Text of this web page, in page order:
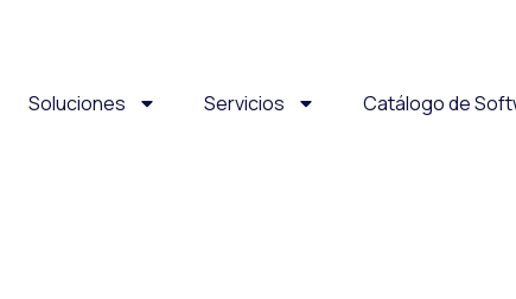
Soluciones Servicios Catálogo de